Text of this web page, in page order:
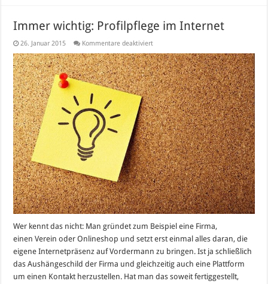
Immer wichtig: Profilpflege im Internet
26. Januar 2015 Kommentare deaktiviertfür
wichtig:
Profilpflege
im
Internet
Wer kennt das nicht: Man gründet zum Beispiel eine Firma,
einen Verein oder Onlineshop und setzt erst einmal alles daran, die
eigene Internetpräsenz auf Vordermann zu bringen. Ist ja schließlich
das Aushängeschild der Firma und gleichzeitig auch eine Plattform
um einen Kontakt herzustellen. Hat man das soweit fertiggestellt,